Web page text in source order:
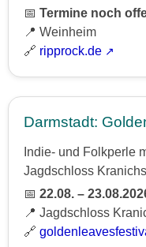
📅Termine noch
📍 Weinheim
🔗 ripprock.de
Darmstadt:
Indie- und Folkperle
Jagdschloss
📅22.08. –
📍 Jagdschloss
🔗